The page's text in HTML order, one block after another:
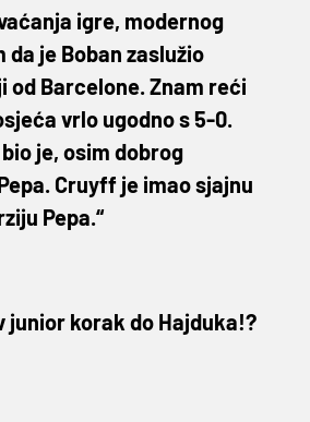
igre, modernog
je Boban zaslužio
od Barcelone. Znam reći
vrlo ugodno s 5-0.
je, osim dobrog
Cruyff je imao sjajnu
Pepa.“
junior korak do Hajduka!?